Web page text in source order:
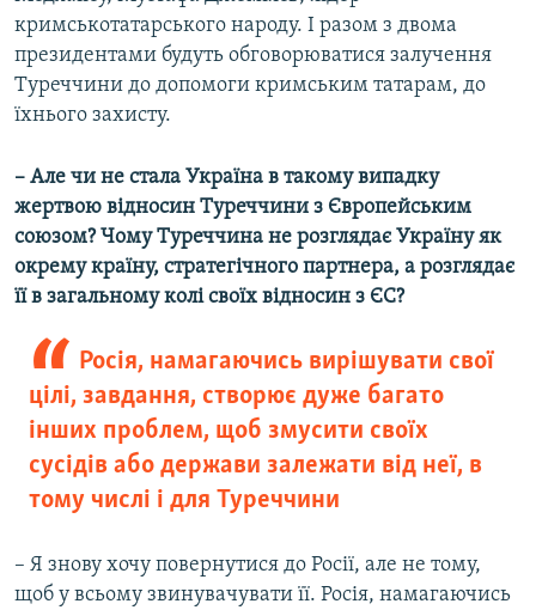
кримськотатарського народу. І разом з двома
президентами будуть обговорюватися залучення
Туреччини до допомоги кримським татарам, до
їхнього захисту.
– Але чи не стала Україна в такому випадку
жертвою відносин Туреччини з Європейським
союзом? Чому Туреччина не розглядає Україну як
окрему країну, стратегічного партнера, а розглядає
її в загальному колі своїх відносин з ЄС?
Росія, намагаючись вирішувати свої
цілі, завдання, створює дуже багато
інших проблем, щоб змусити своїх
сусідів або держави залежати від неї, в
тому числі і для Туреччини
– Я знову хочу повернутися до Росії, але не тому,
щоб у всьому звинувачувати її. Росія, намагаючись